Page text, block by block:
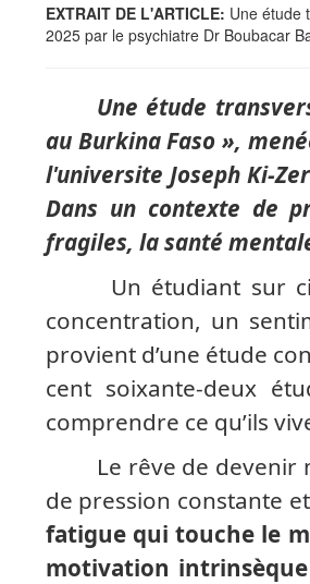
EXTRAIT DE L'ARTICLE: Une étude
2025 par le psychiatre Dr Boubacar
Une étude
au Burkina Faso »,
l'universite Joseph Ki-
Dans un contexte de
fragiles, la santé
Un étudiant sur
concentration, un
provient d’une étude
cent soixante-deux
comprendre ce qu’ils
Le rêve de devenir
de pression constante
fatigue qui touche le
motivation